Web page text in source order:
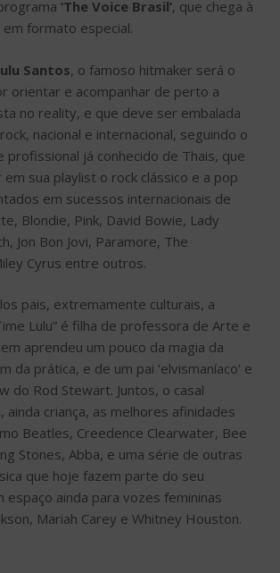
em sucessos internacionais de
Blondie, Pink, David Bowie, Lady
Cyrus entre outros.
pais, extremamente culturais, a
Lulu” é filha de professora de Arte e
aprendeu um pouco da magia da
da prática, e de um pai ‘elvismaníaco’ e
do Rod Stewart. Juntos, o casal
criança, as melhores afinidades
Beatles, Creedence Clearwater, Bee
Stones, Abba, e uma série de outras
ainda para vozes femininas
Mariah Carey e Whitney Houston.